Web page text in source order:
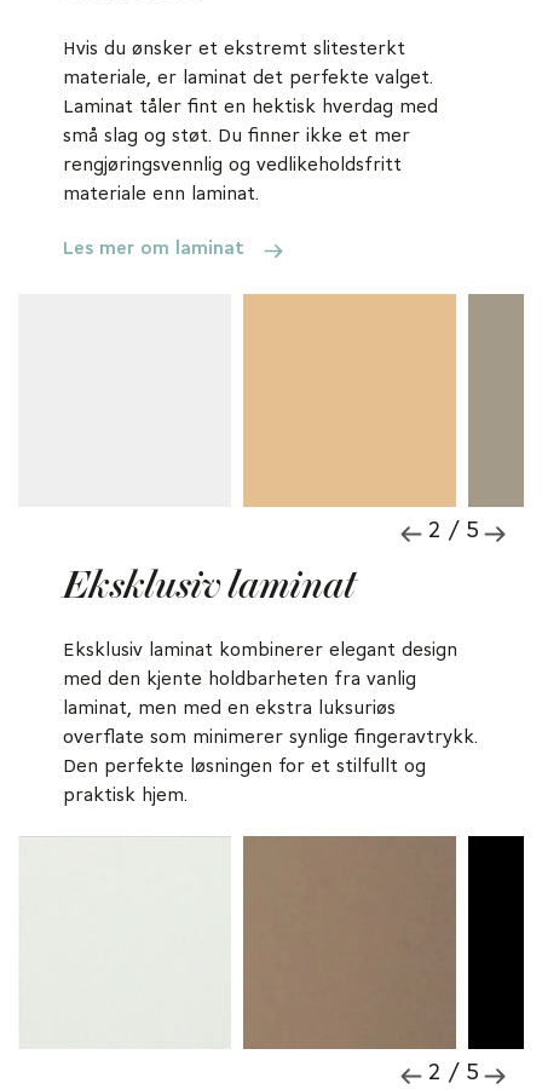
Hvis du ønsker et ekstremt slitesterkt
materiale, er laminat det perfekte valget.
Laminat tåler fint en hektisk hverdag med
små slag og støt. Du finner ikke et mer
rengjøringsvennlig og vedlikeholdsfritt
materiale enn laminat.
Les mer om laminat
2 / 5
Eksklusiv laminat
Eksklusiv laminat kombinerer elegant design
med den kjente holdbarheten fra vanlig
laminat, men med en ekstra luksuriøs
overflate som minimerer synlige fingeravtrykk.
Den perfekte løsningen for et stilfullt og
praktisk hjem.
2 / 5